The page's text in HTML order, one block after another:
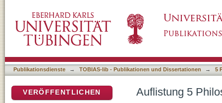
Publikationsdienste → TOBIAS-lib - Publikationen und Dissertationen → 5
Auflistung 5
VERÖFFENTLICHEN